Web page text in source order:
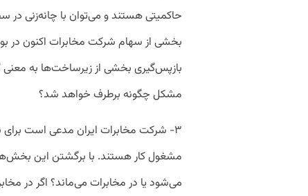
حاکمیتی هستند و می‌توان با چانه‌زنی در
بخشی از سهام شرکت مخابرات اکنون
بازپس‌گیری بخشی از زیرساخت‌ها به
مشکل چگونه برطرف خواهد شد؟
مشغول کار هستند. با برگشتن این بخش‌ها
می‌شود یا در مخابرات می‌ماند؟ اگر در